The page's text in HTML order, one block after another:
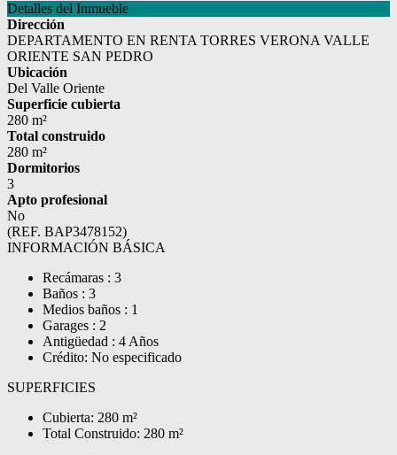
Detalles del Inmueble
Dirección
DEPARTAMENTO EN RENTA TORRES VERONA VALLE
ORIENTE SAN PEDRO
Ubicación
Del Valle Oriente
Superficie cubierta
280 m²
Total construido
280 m²
Dormitorios
3
Apto profesional
No
(REF. BAP3478152)
INFORMACIÓN BÁSICA
Recámaras : 3
Baños : 3
Medios baños : 1
Garages : 2
Antigüedad : 4 Años
Crédito: No especificado
SUPERFICIES
Cubierta: 280 m²
Total Construido: 280 m²